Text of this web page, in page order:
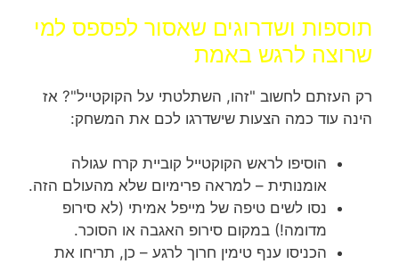
תוספות ושדרוגים שאסור לפספס למי
שרוצה לרגש באמת
רק העזתם לחשוב "זהו, השתלטתי על הקוקטייל"? אז
הינה עוד כמה הצעות שישדרגו לכם את המשחק:
הוסיפו לראש הקוקטייל קוביית קרח עגולה
אומנותית – למראה פרימיום שלא מהעולם הזה.
נסו לשים טיפה של מייפל אמיתי (לא סירופ
מדומה!) במקום סירופ האגבה או הסוכר.
הכניסו ענף טימין חרוך לרגע – כן, תריחו את